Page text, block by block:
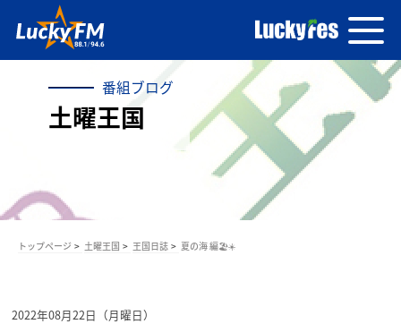
番組ブログ
土曜王国
トップページ 土曜王国 王国日誌 夏の海 編🏖️☀️
2022年08月22日（月曜日）